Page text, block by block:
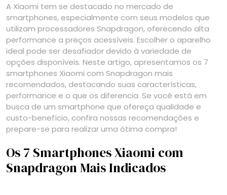
A Xiaomi tem se destacado no mercado de
smartphones, especialmente com seus modelos que
utilizam processadores Snapdragon, oferecendo alta
performance a preços acessíveis. Escolher o aparelho
ideal pode ser desafiador devido à variedade de
opções disponíveis. Neste artigo, apresentamos os 7
smartphones Xiaomi com Snapdragon mais
recomendados, destacando suas características,
performance e o que os diferencia. Se você está em
busca de um smartphone que ofereça qualidade e
custo-benefício, confira nossas recomendações e
prepare-se para realizar uma ótima compra!
Os 7 Smartphones Xiaomi com
Snapdragon Mais Indicados